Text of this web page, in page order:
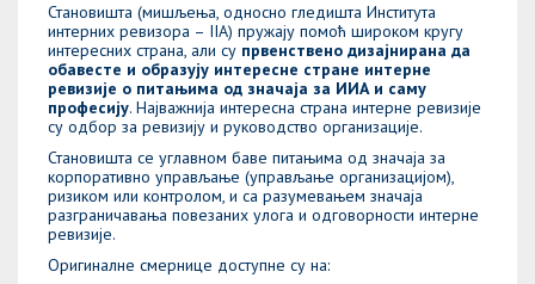
Становишта (мишљења, односно гледишта Института
интерних ревизора – IIA) пружају помоћ широком кругу
интересних страна, али су првенствено дизајнирана да
обавесте и образују интересне стране интерне
ревизије о питањима од значаја за ИИА и саму
професију. Најважнија интересна страна интерне ревизије
су одбор за ревизију и руководство организације.
Становишта се углавном баве питањима од значаја за
корпоративно управљање (управљање организацијом),
ризиком или контролом, и са разумевањем значаја
разграничавања повезаних улога и одговорности интерне
ревизије.
Оригиналне смернице доступне су на: